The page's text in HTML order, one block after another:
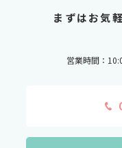
まずはお気
営業時間：